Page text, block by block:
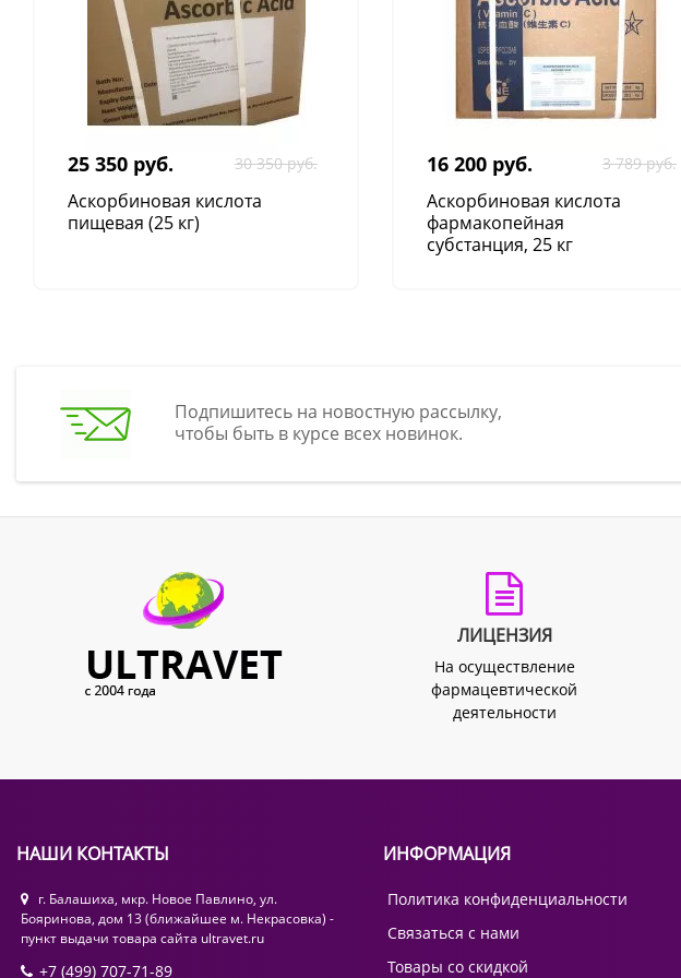
25 350 руб. 30 350 руб.
Аскорбиновая кислота
пищевая (25 кг)
16 200 руб. 3 789 руб.
Аскорбиновая кислота
фармакопейная
субстанция, 25 кг
Подпишитесь на новостную рассылку,
чтобы быть в курсе всех новинок.
ЛИЦЕНЗИЯ
На осуществление
фармацевтической
деятельности
НАШИ КОНТАКТЫ
г. Балашиха, мкр. Новое Павлино, ул.
Бояринова, дом 13 (ближайшее м. Некрасовка) -
пункт выдачи товара сайта ultravet.ru
+7 (499) 707-71-89
ИНФОРМАЦИЯ
Политика конфиденциальности
Связаться с нами
Товары со скидкой